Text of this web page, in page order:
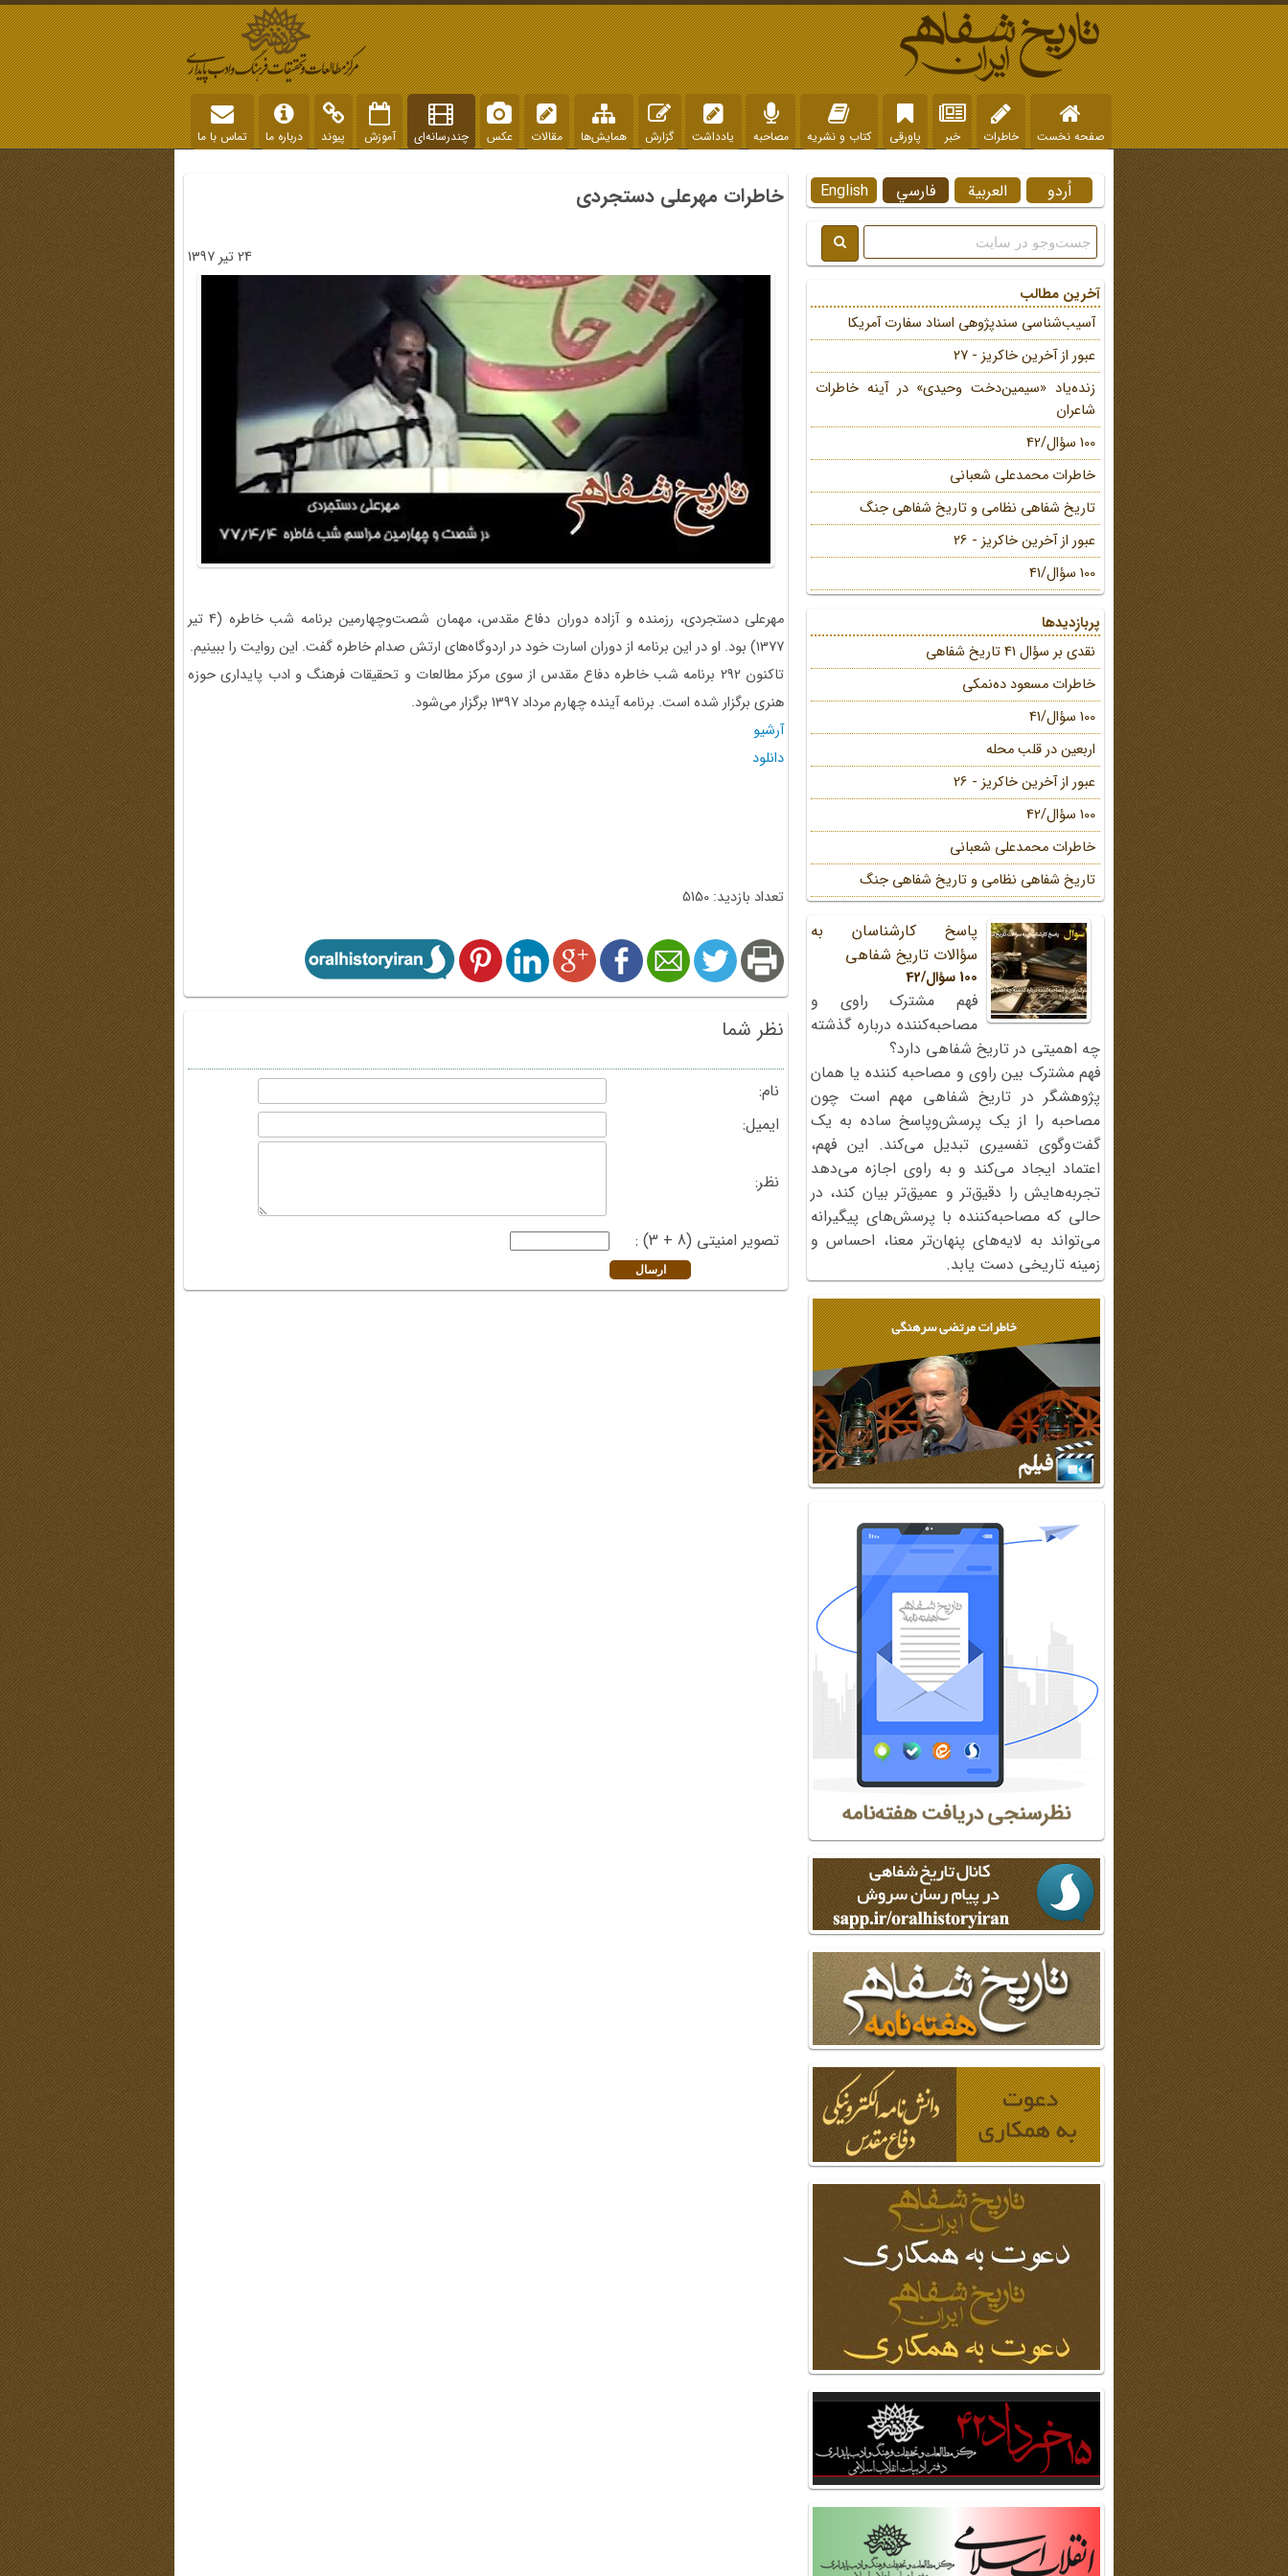
صفحه نخست خاطرات خبر پاورقی کتاب و نشریه مصاحبه یادداشت گزارش همایش‌ها مقالات عکس چندرسانه‌ای آموزش پیوند درباره ما تماس با ما
خاطرات مهرعلی دستجردی
24 تیر 1397
مهرعلی دستجردی، رزمنده و آزاده دوران دفاع مقدس، مهمان شصت‌وچهارمین برنامه شب خاطره (4 تیر
1377) بود. او در این برنامه از دوران اسارت خود در اردوگاه‌های ارتش صدام خاطره گفت. این روایت‌‌ را ببینیم.
تاکنون 292 برنامه شب خاطره دفاع مقدس از سوی مرکز مطالعات و تحقیقات فرهنگ و ادب پایداری حوزه
هنری برگزار شده است. برنامه آینده چهارم مرداد 1397 برگزار می‌شود.
آرشیو
دانلود
تعداد بازدید: 5150
نظر شما
نام:
ایمیل:
نظر:
تصویر امنیتی (8 + 3) :
English فارسي العربية اُردو
آخرین مطالب
آسیب‌شناسی سندپژوهی اسناد سفارت آمریکا
عبور از آخرین خاکریز - 27
زنده‌یاد «سیمین‌دخت وحیدی» در آینه خاطرات
شاعران
100 سؤال/42
خاطرات محمد‌علی شعبانی
تاریخ شفاهی نظامی و تاریخ شفاهی جنگ
عبور از آخرین خاکریز - 26
100 سؤال/41
پربازدیدها
نقدی بر سؤال 41 تاریخ شفاهی
خاطرات مسعود ده‌نمکی
100 سؤال/41
اربعین در قلب محله
عبور از آخرین خاکریز - 26
100 سؤال/42
خاطرات محمد‌علی شعبانی
تاریخ شفاهی نظامی و تاریخ شفاهی جنگ
پاسخ کارشناسان به
سؤالات تاریخ شفاهی
100 سؤال/42
فهم مشترک راوی و
مصاحبه‌کننده درباره گذشته
چه اهمیتی در تاریخ شفاهی دارد؟
فهم مشترک بین راوی و مصاحبه کننده یا همان
پژوهشگر در تاریخ شفاهی مهم است چون
مصاحبه را از یک پرسش‌وپاسخ ساده به یک
گفت‌وگوی تفسیری تبدیل می‌کند. این فهم،
اعتماد ایجاد می‌کند و به راوی اجازه می‌دهد
تجربه‌هایش را دقیق‌تر و عمیق‌تر بیان کند، در
حالی که مصاحبه‌کننده با پرسش‌های پیگیرانه
می‌تواند به لایه‌های پنهان‌تر معنا، احساس و
زمینه تاریخی دست یابد.